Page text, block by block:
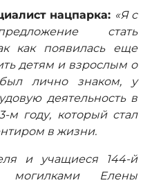
нацпарка: «Я с
стать
как появилась еще
детям и взрослым о
лично знаком, у
деятельность в
м году, который стал
в жизни.
и учащиеся 144-й
Елены